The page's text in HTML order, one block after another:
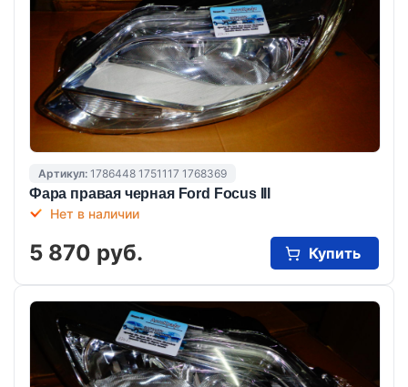
Артикул: 1786448 1751117 1768369
Фара правая черная Ford Focus III
Нет в наличии
5 870 руб. Купить